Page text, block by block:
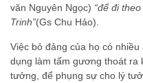
văn Nguyên Ngọc) “để đi
Trinh”(Gs Chu Hảo).
Việc bỏ đảng của họ có
dụng làm tấm gương thoát ra
tưởng, để phụng sự cho lý